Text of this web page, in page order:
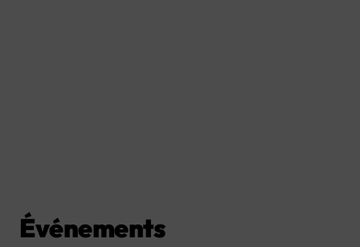
Événements